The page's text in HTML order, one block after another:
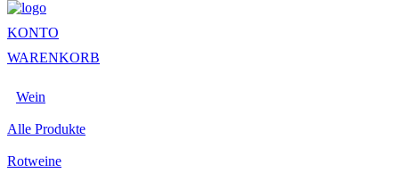
KONTO
WARENKORB
Wein
Alle Produkte
Rotweine